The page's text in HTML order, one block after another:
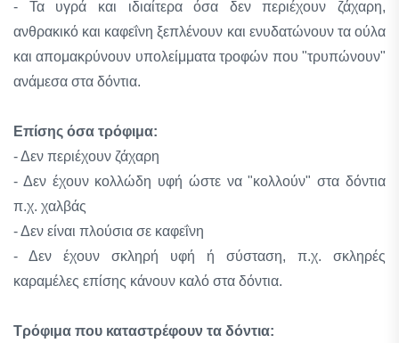
- Τα υγρά και ιδιαίτερα όσα δεν περιέχουν ζάχαρη,
ανθρακικό και καφεΐνη ξεπλένουν και ενυδατώνουν τα ούλα
και απομακρύνουν υπολείμματα τροφών που "τρυπώνουν"
ανάμεσα στα δόντια.
Eπίσης όσα τρόφιμα:
- Δεν περιέχουν ζάχαρη
- Δεν έχουν κολλώδη υφή ώστε να "κολλούν" στα δόντια
π.χ. χαλβάς
- Δεν είναι πλούσια σε καφεΐνη
- Δεν έχουν σκληρή υφή ή σύσταση, π.χ. σκληρές
καραμέλες επίσης κάνουν καλό στα δόντια.
Τρόφιμα που καταστρέφουν τα δόντια: